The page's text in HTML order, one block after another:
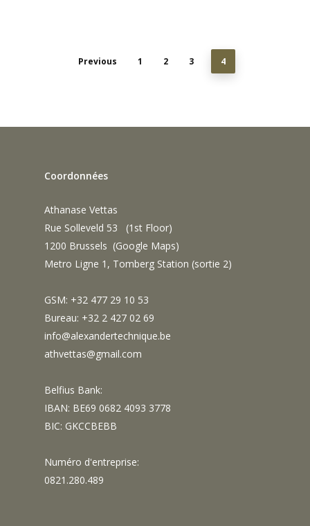
Previous 1 2 3 4
Coordonnées
Athanase Vettas
Rue Solleveld 53 (1st Floor)
1200 Brussels (Google Maps)
Metro Ligne 1, Tomberg Station (sortie 2)
GSM: +32 477 29 10 53
Bureau: +32 2 427 02 69
info@alexandertechnique.be
athvettas@gmail.com
Belfius Bank:
IBAN: BE69 0682 4093 3778
BIC: GKCCBEBB
Numéro d'entreprise:
0821.280.489